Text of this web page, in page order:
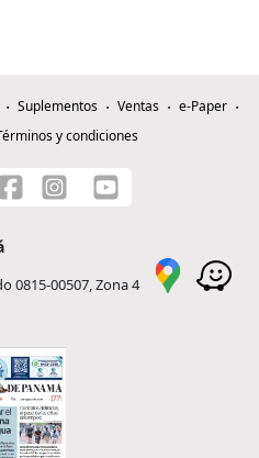
Suplementos Ventas
e-Paper
y condiciones
0815-00507, Zona 4